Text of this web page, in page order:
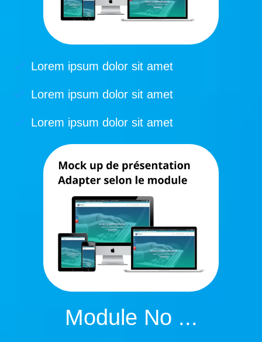
Lorem ipsum dolor sit amet
Lorem ipsum dolor sit amet
Lorem ipsum dolor sit amet
Module No ...